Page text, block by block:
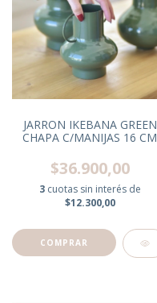
JARRON IKEBANA GREEN
CHAPA C/MANIJAS 16 CM
$36.900,00
3 cuotas sin interés de
$12.300,00